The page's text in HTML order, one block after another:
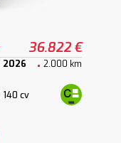
36.822 €
2026 2.000 km
140 cv